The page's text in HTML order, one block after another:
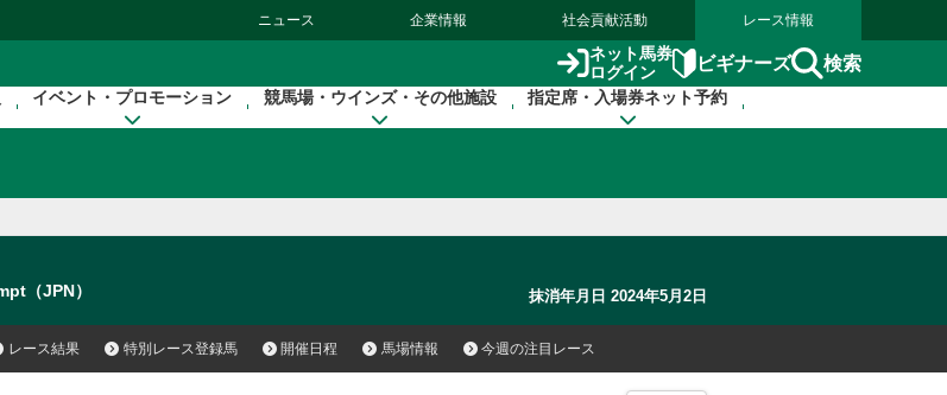
ニュース 企業情報 社会貢献活動 レース情報
ネット馬券
ログイン
ビギナーズ 検索
イベント・プロモーション 競馬場・ウインズ・その他施設 指定席・入場券ネット予約
（JPN） 抹消年月日 2024年5月2日
レース結果 特別レース登録馬 開催日程 馬場情報 今週の注目レース